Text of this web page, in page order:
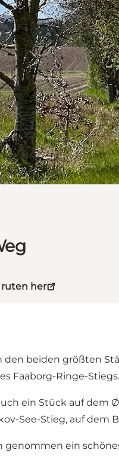
her
den beiden größten
Faaborg-Ringe-Stiegs.
ein Stück auf dem
See-Stieg, auf
genommen ein